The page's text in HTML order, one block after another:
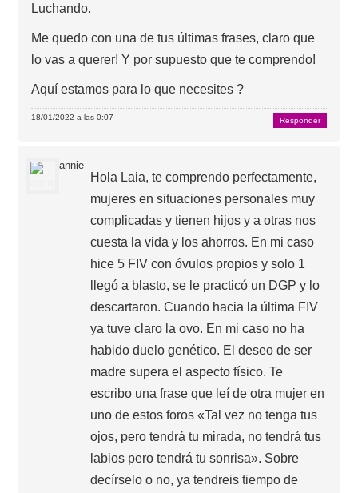
Luchando.
Me quedo con una de tus últimas frases, claro que
lo vas a querer! Y por supuesto que te comprendo!
Aquí estamos para lo que necesites ?
18/01/2022 a las 0:07 Responder
annie
Hola Laia, te comprendo perfectamente,
mujeres en situaciones personales muy
complicadas y tienen hijos y a otras nos
cuesta la vida y los ahorros. En mi caso
hice 5 FIV con óvulos propios y solo 1
llegó a blasto, se le practicó un DGP y lo
descartaron. Cuando hacia la última FIV
ya tuve claro la ovo. En mi caso no ha
habido duelo genético. El deseo de ser
madre supera el aspecto físico. Te
escribo una frase que leí de otra mujer en
uno de estos foros «Tal vez no tenga tus
ojos, pero tendrá tu mirada, no tendrá tus
labios pero tendrá tu sonrisa». Sobre
decírselo o no, ya tendreis tiempo de